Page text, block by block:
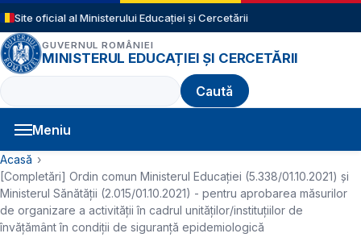
Sari la conținutul principal
Site oficial al Ministerului Educației și Cercetării
GUVERNUL ROMÂNIEI
MINISTERUL EDUCAȚIEI ȘI CERCETĂRII
Caută
Meniu
Navigație principală
Cale de navigare
Acasă
[Completări] Ordin comun Ministerul Educației (5.338/01.10.2021) și
Ministerul Sănătății (2.015/01.10.2021) - pentru aprobarea măsurilor
de organizare a activității în cadrul unităților/instituțiilor de
învățământ în condiții de siguranță epidemiologică